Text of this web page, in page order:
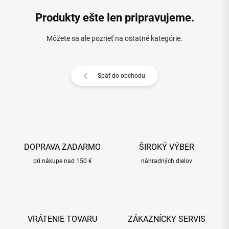
Produkty ešte len pripravujeme.
Môžete sa ale pozrieť na ostatné kategórie.
Späť do obchodu
DOPRAVA ZADARMO
pri nákupe nad 150 €
ŠIROKÝ VÝBER
náhradných dielov
VRÁTENIE TOVARU ZÁKAZNÍCKY SERVIS